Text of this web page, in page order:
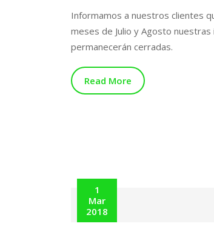
Informamos a nuestros clientes
meses de Julio y Agosto nuestras
permanecerán cerradas.
Read More
1
Mar
2018